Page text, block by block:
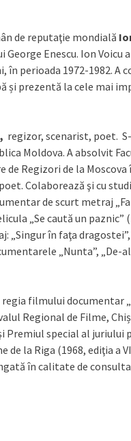
de reputaţie mondială
Enescu. Ion Voicu
în perioada 1972-1982. A
și prezentă la cele mai
regizor, scenarist, poet.
Moldova. A absolvit
Regizori de la Moscova
Colaborează şi cu
de scurt metraj
„Se caută un paznic”
„Singur în faţa
„Nunta”, „De-
filmului documentar
Regional de Filme,
Premiul special al juriului
la Riga (1968, ediţia a
în calitate de